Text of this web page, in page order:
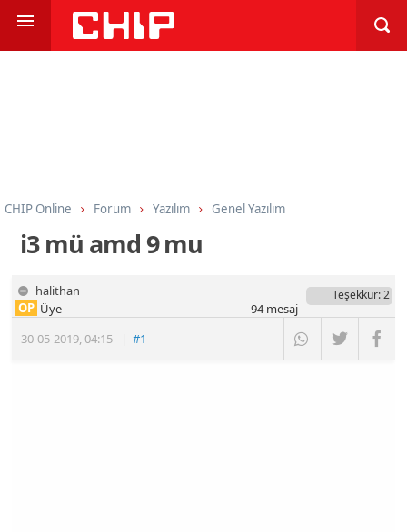
CHIP Online Forum Yazılım Genel Yazılım
i3 mü amd 9 mu
halithan
30-05-2019,04:15 |#1
OP Üye
Teşekkür: 2
94mesaj